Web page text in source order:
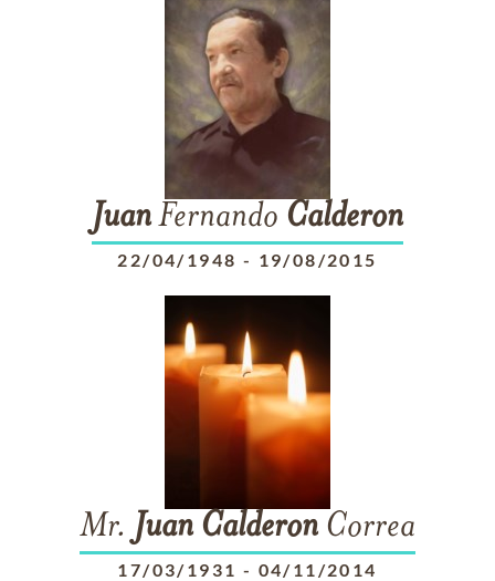
JuanFernando Calderon
22/04/1948 - 19/08/2015
Mr. Juan Calderon Correa
17/03/1931 - 04/11/2014